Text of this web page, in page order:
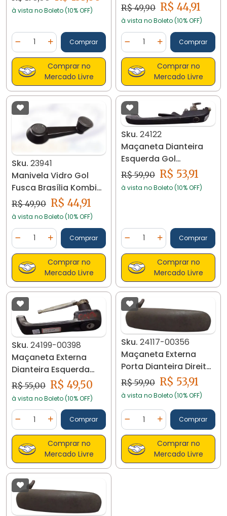
à vista no Boleto (10% OFF)
Diminuir Quantidade
Quantidade
Adicionar Quantidade
Comprar
Comprar no
Mercado Livre
23941
R$ 49,90 R$ 44,91
à vista no Boleto (10% OFF)
Diminuir Quantidade
Quantidade
AdicionarComprar
Comprar no
Mercado Livre
Sku. 23941
Manivela Vidro Gol
Fusca Brasília Kombi
23941
R$ 49,90 R$ 44,91
à vista no Boleto (10% OFF)
Diminuir Quantidade
Quantidade
Adicionar Quantidade
Comprar
Comprar no
Mercado Livre
Sku. 24122
Maçaneta Dianteira
Esquerda Gol
Quadrado 24122
R$ 59,90 R$ 53,91
à vista no Boleto (10% OFF)
Diminuir Quantidade
Quantidade
AdicionarComprar
Comprar no
Mercado Livre
Sku. 24199-00398
Maçaneta Externa
Dianteira Esquerda
Uno Elba Premio 24199
R$ 55,00 R$ 49,50
à vista no Boleto (10% OFF)
Diminuir Quantidade
Quantidade
Adicionar Quantidade
Comprar
Comprar no
Mercado Livre
Sku. 24117-00356
Maçaneta Externa
Porta Dianteira Direita
Logus Pointer 24117
R$ 59,90 R$ 53,91
à vista no Boleto (10% OFF)
Diminuir Quantidade
Quantidade
AdicionarComprar
Comprar no
Mercado Livre